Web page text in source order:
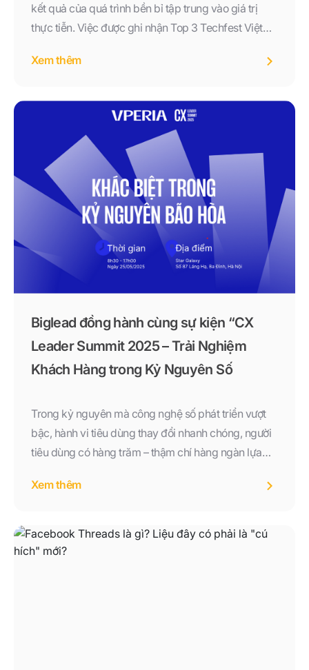
kết quả của quá trình bền bỉ tập trung vào giá trị
thực tiễn. Việc được ghi nhận Top 3 Techfest Việt
đổi mới sáng tạo, đồng hành cùng doanh nghiệp
phát triển bền vững. 👉 Biglead – giải pháp CSKH
đổi mới sáng tạo, tạo dấu ấn mạnh mẽ tại Techfest
Việt Nam 2025.
Xem thêm
Biglead đồng hành cùng sự kiện “CX
Leader Summit 2025 – Trải Nghiệm
Khách Hàng trong Kỷ Nguyên Số
Trong kỷ nguyên mà công nghệ số phát triển vượt
bậc, hành vi tiêu dùng thay đổi nhanh chóng, người
tiêu dùng có hàng trăm – thậm chí hàng ngàn lựa
sự khác biệt không còn đến từ sản phẩm hay giá cả,
cho khách hàng.
Xem thêm